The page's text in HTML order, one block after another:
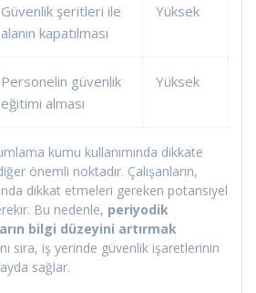
Güvenlik şeritleri ile
alanın kapatılması
Yüksek
Personelin güvenlik
eğitimi alması
Yüksek
kumu kullanımında dikkate
önemli noktadır. Çalışanların,
dikkat etmeleri gereken potansiyel
Bu nedenle, periyodik
bilgi düzeyini artırmak
sıra, iş yerinde güvenlik işaretlerinin
sağlar.